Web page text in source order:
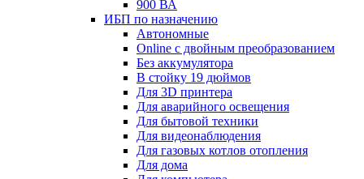
900 ВА
ИБП по назначению
Автономные
Online с двойным преобразованием
Без аккумулятора
В стойку 19 дюймов
Для 3D принтера
Для аварийного освещения
Для бытовой техники
Для видеонаблюдения
Для газовых котлов отопления
Для дома